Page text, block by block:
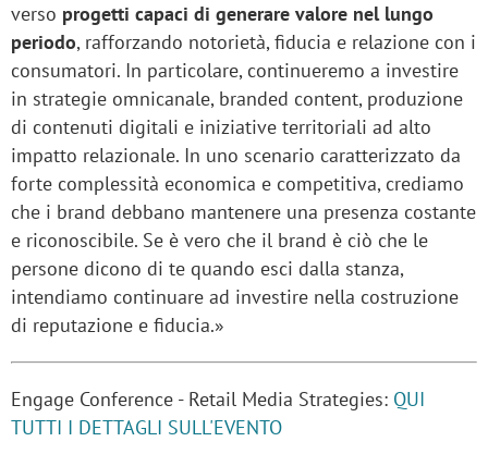
verso progetti capaci di generare valore nel lungo
periodo, rafforzando notorietà, fiducia e relazione con i
consumatori. In particolare, continueremo a investire
in strategie omnicanale, branded content, produzione
di contenuti digitali e iniziative territoriali ad alto
impatto relazionale. In uno scenario caratterizzato da
forte complessità economica e competitiva, crediamo
che i brand debbano mantenere una presenza costante
e riconoscibile. Se è vero che il brand è ciò che le
persone dicono di te quando esci dalla stanza,
intendiamo continuare ad investire nella costruzione
di reputazione e fiducia.»
Engage Conference - Retail Media Strategies: QUI
TUTTI I DETTAGLI SULL'EVENTO